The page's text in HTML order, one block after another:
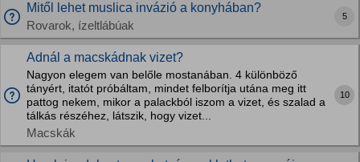
Mitől lehet muslica invázió a konyhában?
Rovarok, ízeltlábúak
5
Adnál a macskádnak vizet?
Nagyon elegem van belőle mostanában. 4 különböző
tányért, itatót próbáltam, mindet felborítja utána meg itt
pattog nekem, mikor a palackból iszom a vizet, és szalad a
tálkás részéhez, látszik, hogy vizet...
Macskák
10